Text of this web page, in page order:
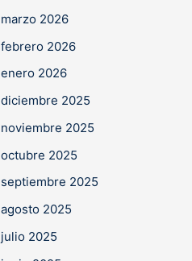
marzo 2026
febrero 2026
enero 2026
diciembre 2025
noviembre 2025
octubre 2025
septiembre 2025
agosto 2025
julio 2025